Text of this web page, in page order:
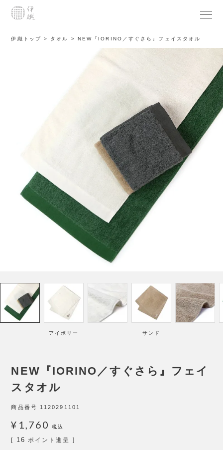
伊織トップ タオル NEW『IORINO／すぐさら』フェイスタオル
アイボリー サンド
NEW『IORINO／すぐさら』フェイ
スタオル
商品番号 1120291101
¥ 1,760 税込
[ 16 ポイント進呈 ]